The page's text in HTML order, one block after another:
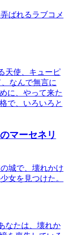
ばれるラブコメ
天使、キューピ
なんで無言に
に、やって来た
で、いろいろと
マーセネリ
城で、壊れかけ
女を見つけた。
なたは、壊れか